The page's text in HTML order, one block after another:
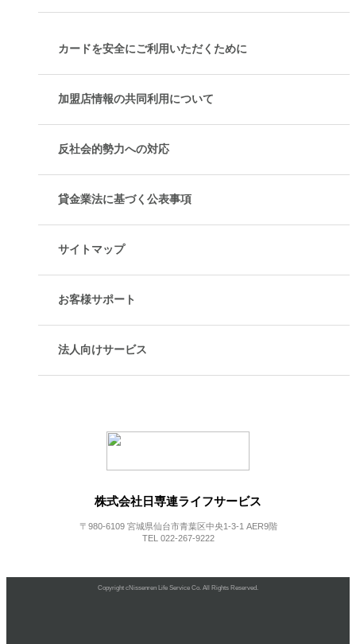
カードを安全にご利用いただくために
加盟店情報の共同利用について
反社会的勢力への対応
貸金業法に基づく公表事項
サイトマップ
お客様サポート
法人向けサービス
株式会社日専連ライフサービス
〒980-6109 宮城県仙台市青葉区中央1-3-1 AER9階
TEL 022-267-9222
Copyright cNissenren Life Service Co. All Rights Reserved.